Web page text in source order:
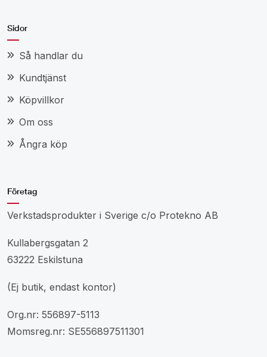
Sidor
Så handlar du
Kundtjänst
Köpvillkor
Om oss
Ångra köp
Företag
Verkstadsprodukter i Sverige c/o Protekno AB
Kullabergsgatan 2
63222 Eskilstuna
(Ej butik, endast kontor)
Org.nr: 556897-5113
Momsreg.nr: SE556897511301